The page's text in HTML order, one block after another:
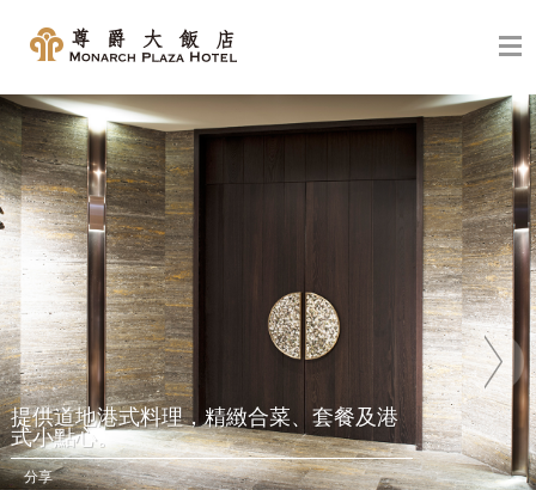
提供道地港式料理，精緻合菜、套餐及港
式小點心。
分享